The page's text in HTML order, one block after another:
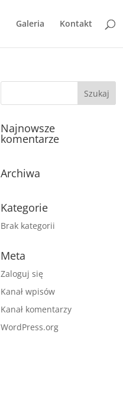
Galeria Kontakt
Najnowsze
komentarze
Archiwa
Kategorie
Brak kategorii
Meta
Zaloguj się
Kanał wpisów
Kanał komentarzy
WordPress.org